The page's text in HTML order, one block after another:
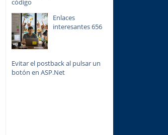
código
Enlaces
interesantes 656
Evitar el postback al pulsar un
botón en ASP.Net